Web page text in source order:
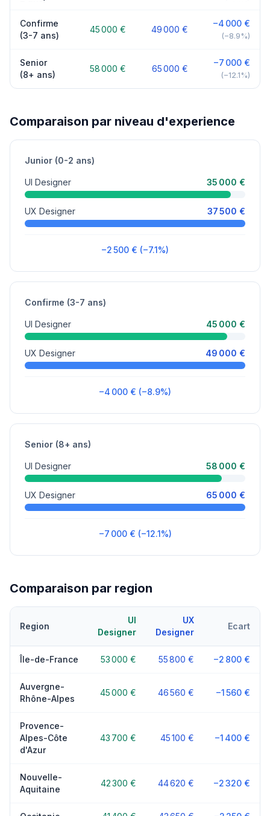
Confirme
(3-7 ans)
45 000 € 49 000 €
−4 000 €
(−8.9%)
Senior
(8+ ans)
58 000 € 65 000 €
−7 000 €
(−12.1%)
Comparaison par niveau d'experience
Junior (0-2 ans)
UI Designer 35 000 €
UX Designer 37 500 €
−2 500 € (−7.1%)
Confirme (3-7 ans)
UI Designer 45 000 €
UX Designer 49 000 €
−4 000 € (−8.9%)
Senior (8+ ans)
UI Designer 58 000 €
UX Designer 65 000 €
−7 000 € (−12.1%)
Comparaison par region
Region
UI
Designer
UX
Designer
Ecart
Île-de-France 53 000 € 55 800 € −2 800 €
Auvergne-
Rhône-Alpes
45 000 € 46 560 € −1 560 €
Provence-
Alpes-Côte
d'Azur
43 700 € 45 100 € −1 400 €
Nouvelle-
Aquitaine
42 300 € 44 620 € −2 320 €